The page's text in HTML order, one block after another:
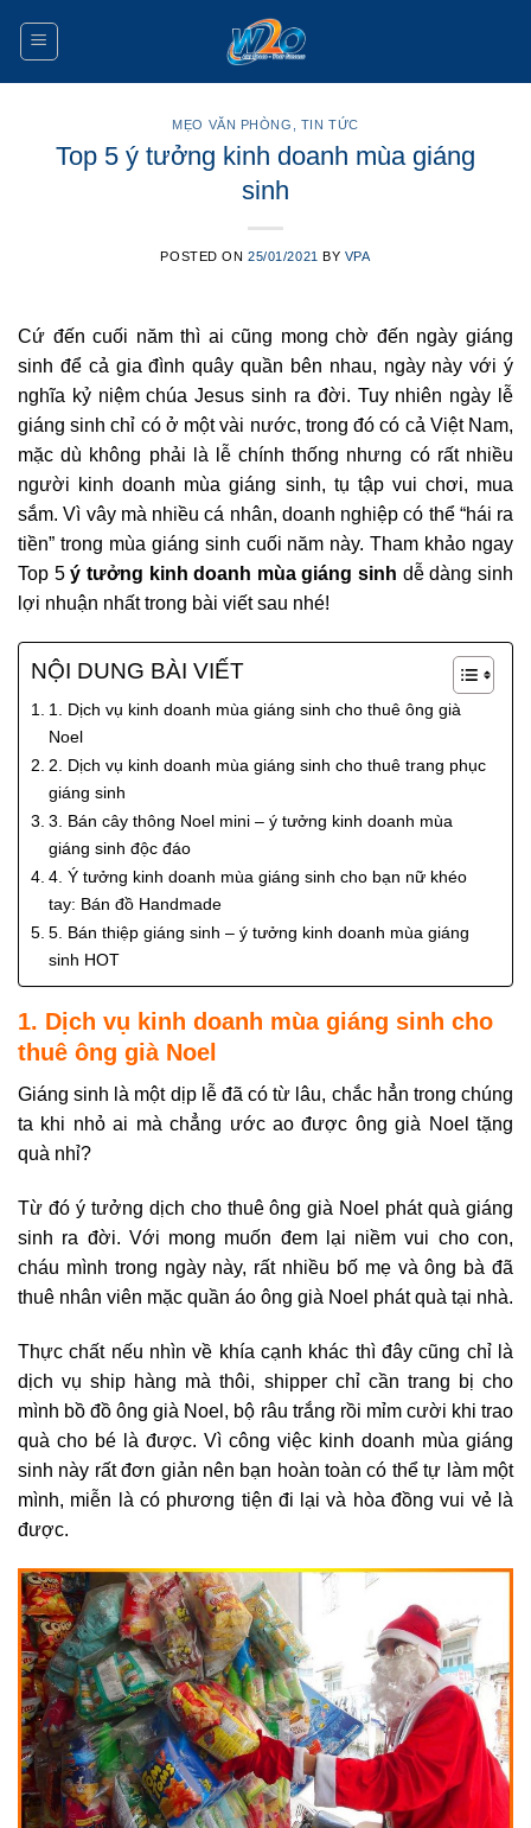
MẸO VĂN PHÒNG TIN TỨC
Top 5 ý tưởng kinh doanh mùa giáng
sinh
POSTED ON25/01/2021 BY VPA
Cứ đến cuối năm thì ai cũng mong chờ đến ngày giáng
sinh để cả gia đình quây quần bên nhau, ngày này với ý
nghĩa kỷ niệm chúa Jesus sinh ra đời. Tuy nhiên ngày lễ
giáng sinh chỉ có ở một vài nước, trong đó có cả Việt Nam,
mặc dù không phải là lễ chính thống nhưng có rất nhiều
người kinh doanh mùa giáng sinh, tụ tập vui chơi, mua
sắm. Vì vây mà nhiều cá nhân, doanh nghiệp có thể “hái ra
tiền” trong mùa giáng sinh cuối năm này. Tham khảo ngay
Top 5ý tưởng kinh doanh mùa giáng sinh dễ dàng sinh
lợi nhuận nhất trong bài viết sau nhé!
NỘI DUNG BÀI VIẾT
1. Dịch vụ kinh doanh mùa giáng sinh cho thuê ông già
Noel
2. Dịch vụ kinh doanh mùa giáng sinh cho thuê trang phục
giáng sinh
3. Bán cây thông Noel mini – ý tưởng kinh doanh mùa
giáng sinh độc đáo
4. Ý tưởng kinh doanh mùa giáng sinh cho bạn nữ khéo
tay: Bán đồ Handmade
5. Bán thiệp giáng sinh – ý tưởng kinh doanh mùa giáng
sinh HOT
1. Dịch vụ kinh doanh mùa giáng sinh cho
thuê ông già Noel
Giáng sinh là một dịp lễ đã có từ lâu, chắc hẳn trong chúng
ta khi nhỏ ai mà chẳng ước ao được ông già Noel tặng
quà nhỉ?
Từ đó ý tưởng dịch cho thuê ông già Noel phát quà giáng
sinh ra đời. Với mong muốn đem lại niềm vui cho con,
cháu mình trong ngày này, rất nhiều bố mẹ và ông bà đã
thuê nhân viên mặc quần áo ông già Noel phát quà tại nhà.
Thực chất nếu nhìn về khía cạnh khác thì đây cũng chỉ là
dịch vụ ship hàng mà thôi, shipper chỉ cần trang bị cho
mình bồ đồ ông già Noel, bộ râu trắng rồi mỉm cười khi trao
quà cho bé là được. Vì công việc kinh doanh mùa giáng
sinh này rất đơn giản nên bạn hoàn toàn có thể tự làm một
mình, miễn là có phương tiện đi lại và hòa đồng vui vẻ là
được.